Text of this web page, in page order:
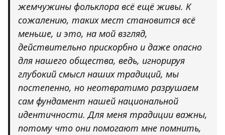
жемчужины фольклора всё ещё живы. К
сожалению, таких мест становится всё
меньше, и это, на мой взгляд,
действительно прискорбно и даже опасно
для нашего общества, ведь, игнорируя
глубокий смысл наших традиций, мы
постепенно, но неотвратимо разрушаем
сам фундамент нашей национальной
идентичности. Для меня традиции важны,
потому что они помогают мне помнить,